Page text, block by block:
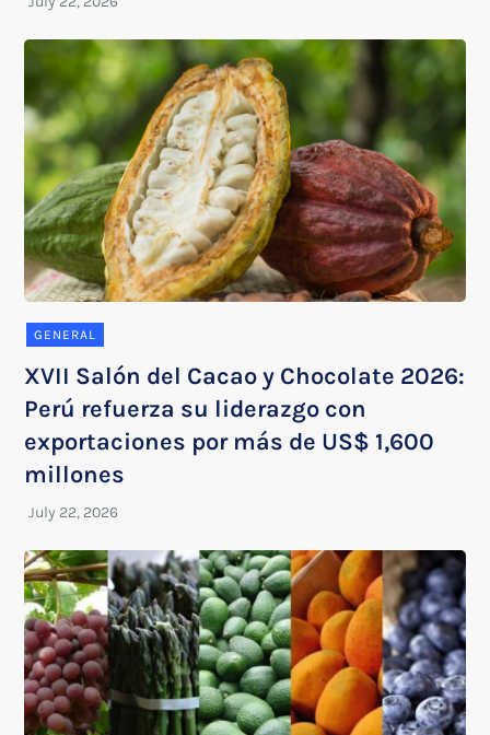
GENERAL
XVII Salón del Cacao y Chocolate 2026:
Perú refuerza su liderazgo con
exportaciones por más de US$ 1,600
millones